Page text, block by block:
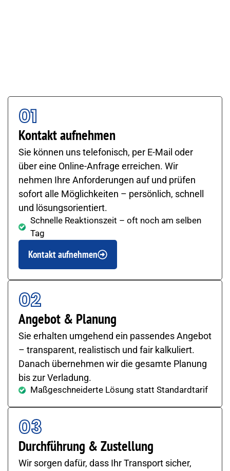
01
Kontakt aufnehmen
Sie können uns telefonisch, per E-Mail oder
über eine Online-Anfrage erreichen. Wir
nehmen Ihre Anforderungen auf und prüfen
sofort alle Möglichkeiten – persönlich, schnell
und lösungsorientiert.
Schnelle Reaktionszeit – oft noch am selben
Tag
Kontakt aufnehmen
02
Angebot & Planung
Sie erhalten umgehend ein passendes Angebot
– transparent, realistisch und fair kalkuliert.
Danach übernehmen wir die gesamte Planung
bis zur Verladung.
Maßgeschneiderte Lösung statt Standardtarif
03
Durchführung & Zustellung
Wir sorgen dafür, dass Ihr Transport sicher,